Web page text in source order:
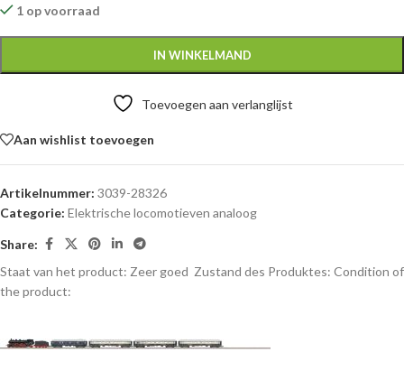
1 op voorraad
IN WINKELMAND
Toevoegen aan verlanglijst
Aan wishlist toevoegen
Artikelnummer: 3039-28326
Categorie: Elektrische locomotieven analoog
Share:
Staat van het product: Zeer goed Zustand des Produktes: Condition of
the product: